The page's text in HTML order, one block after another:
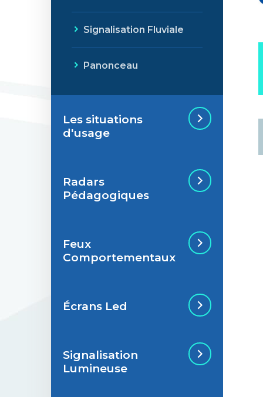
Signalisation Fluviale
Panonceau
Les situations
d'usage
Situations de
signalisation
Situations de
signalisation
Radars
Pédagogiques
Radar Pédagogique
Feux
Comportementaux
Feu Comportemental
Écrans Led
Écran Géant Extérieur
Led
Signalisation
Lumineuse